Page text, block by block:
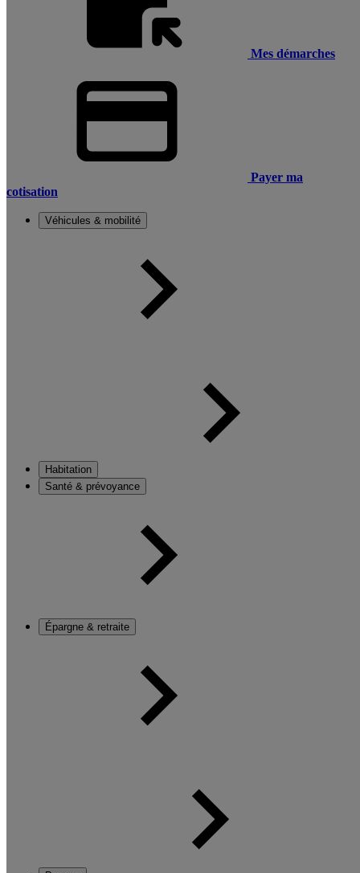
Mes démarches
Payer ma
cotisation
Véhicules & mobilité
Habitation
Santé & prévoyance
Épargne & retraite